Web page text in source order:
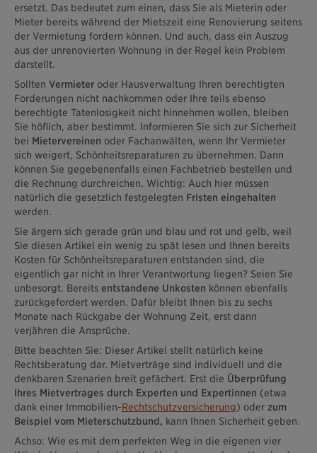
ersetzt. Das bedeutet zum einen, dass Sie als Mieterin oder
Mieter bereits während der Mietszeit eine Renovierung seitens
der Vermietung fordern können. Und auch, dass ein Auszug
aus der unrenovierten Wohnung in der Regel kein Problem
darstellt.
Sollten Vermieter oder Hausverwaltung Ihren berechtigten
Forderungen nicht nachkommen oder Ihre teils ebenso
berechtigte Tatenlosigkeit nicht hinnehmen wollen, bleiben
Sie höflich, aber bestimmt. Informieren Sie sich zur Sicherheit
bei Mietervereinen oder Fachanwälten, wenn Ihr Vermieter
sich weigert, Schönheitsreparaturen zu übernehmen. Dann
können Sie gegebenenfalls einen Fachbetrieb bestellen und
die Rechnung durchreichen. Wichtig: Auch hier müssen
natürlich die gesetzlich festgelegten Fristen eingehalten
werden.
Sie ärgern sich gerade grün und blau und rot und gelb, weil
Sie diesen Artikel ein wenig zu spät lesen und Ihnen bereits
Kosten für Schönheitsreparaturen entstanden sind, die
eigentlich gar nicht in Ihrer Verantwortung liegen? Seien Sie
unbesorgt. Bereits entstandene Unkosten können ebenfalls
zurückgefordert werden. Dafür bleibt Ihnen bis zu sechs
Monate nach Rückgabe der Wohnung Zeit, erst dann
verjähren die Ansprüche.
Bitte beachten Sie: Dieser Artikel stellt natürlich keine
Rechtsberatung dar. Mietverträge sind individuell und die
denkbaren Szenarien breit gefächert. Erst die Überprüfung
Ihres Mietvertrages durch Experten und Expertinnen (etwa
dank einer Immobilien-Rechtschutzversicherung) oder zum
Beispiel vom Mieterschutzbund, kann Ihnen Sicherheit geben.
Achso: Wie es mit dem perfekten Weg in die eigenen vier